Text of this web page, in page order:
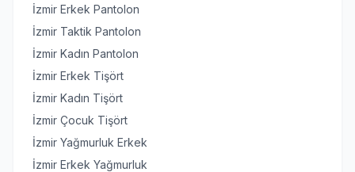
İzmir Erkek Pantolon
İzmir Taktik Pantolon
İzmir Kadın Pantolon
İzmir Erkek Tişört
İzmir Kadın Tişört
İzmir Çocuk Tişört
İzmir Yağmurluk Erkek
İzmir Erkek Yağmurluk